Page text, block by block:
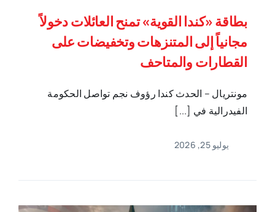
بطاقة «كندا القوية» تمنح العائلات دخولاً
مجانياً إلى المتنزهات وتخفيضات على
القطارات والمتاحف
مونتريال – الحدث كندا رؤوف نجم تواصل الحكومة
الفيدرالية في [...]
يوليو 25, 2026